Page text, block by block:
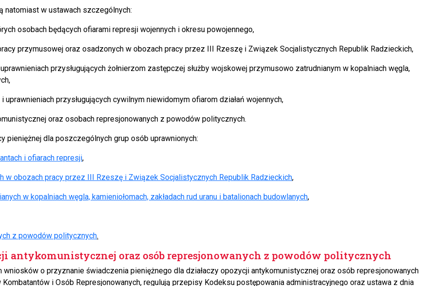
natomiast w ustawach szczególnych:
osobach będących ofiarami represji wojennych i okresu powojennego,
przymusowej oraz osadzonych w obozach pracy przez III Rzeszę i Związek Socjalistycznych Republik Radzieckich,
przysługujących żołnierzom zastępczej służby wojskowej przymusowo zatrudnianym w kopalniach węgla,
przysługujących cywilnym niewidomym ofiarom działań wojennych,
oraz osobach represjonowanych z powodów politycznych.
pieniężnej dla poszczególnych grup osób uprawnionych:
i ofiarach represji,
obozach pracy przez III Rzeszę i Związek Socjalistycznych Republik Radzieckich,
w kopalniach węgla, kamieniołomach, zakładach rud uranu i batalionach budowlanych,
z powodów politycznych.
antykomunistycznej oraz osób represjonowanych z powodów politycznych
o przyznanie świadczenia pieniężnego dla działaczy opozycji antykomunistycznej oraz osób represjonowanych
i Osób Represjonowanych, regulują przepisy Kodeksu postępowania administracyjnego oraz ustawa z dnia